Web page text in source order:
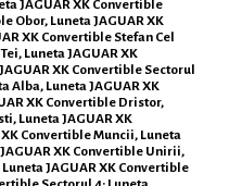
JAGUAR XK Convertible
Obor, Luneta JAGUAR XK
XK Convertible Stefan Cel
Luneta JAGUAR XK
XK Convertible Sectorul
Alba, Luneta JAGUAR XK
XK Convertible Dristor,
Luneta JAGUAR XK
Convertible Muncii, Luneta
XK Convertible Unirii,
JAGUAR XK Convertible